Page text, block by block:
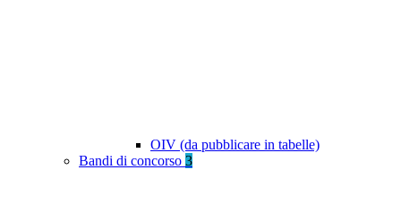
OIV (da pubblicare in tabelle)
Bandi di concorso 3